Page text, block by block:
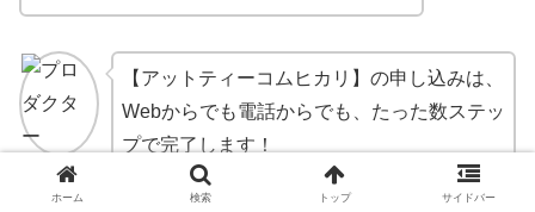
プロダクター
【アットティーコムヒカリ】の申し込みは、
Webからでも電話からでも、たった数ステッ
プで完了します！
ホーム 検索 トップ サイドバー